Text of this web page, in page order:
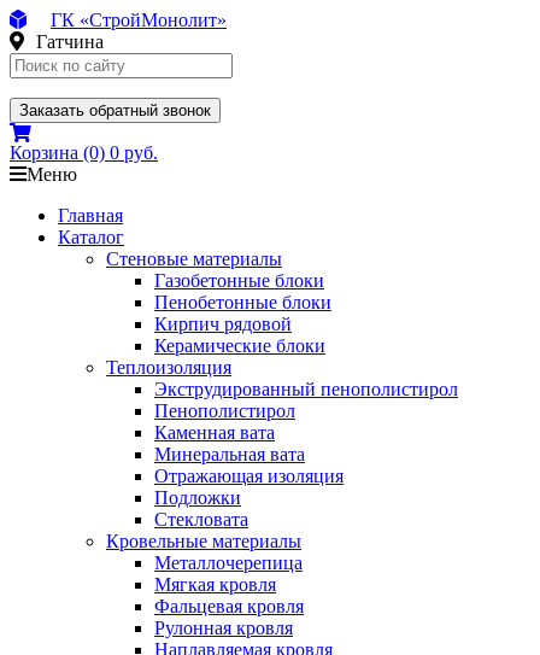
ГК «СтройМонолит»
Гатчина
Заказать обратный звонок
Корзина (0) 0 руб.
Меню
Главная
Каталог
Стеновые материалы
Газобетонные блоки
Пенобетонные блоки
Кирпич рядовой
Керамические блоки
Теплоизоляция
Экструдированный пенополистирол
Пенополистирол
Каменная вата
Минеральная вата
Отражающая изоляция
Подложки
Стекловата
Кровельные материалы
Металлочерепица
Мягкая кровля
Фальцевая кровля
Рулонная кровля
Наплавляемая кровля